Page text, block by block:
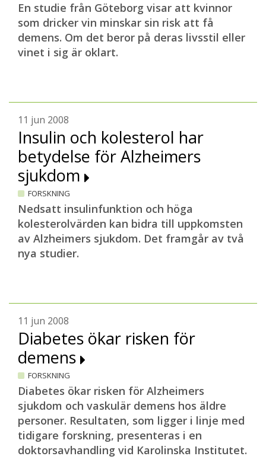
En studie från Göteborg visar att kvinnor
som dricker vin minskar sin risk att få
demens. Om det beror på deras livsstil eller
vinet i sig är oklart.
11 jun 2008
Insulin och kolesterol har
betydelse för Alzheimers
sjukdom
FORSKNING
Nedsatt insulinfunktion och höga
kolesterolvärden kan bidra till uppkomsten
av Alzheimers sjukdom. Det framgår av två
nya studier.
11 jun 2008
Diabetes ökar risken för
demens
FORSKNING
Diabetes ökar risken för Alzheimers
sjukdom och vaskulär demens hos äldre
personer. Resultaten, som ligger i linje med
tidigare forskning, presenteras i en
doktorsavhandling vid Karolinska Institutet.